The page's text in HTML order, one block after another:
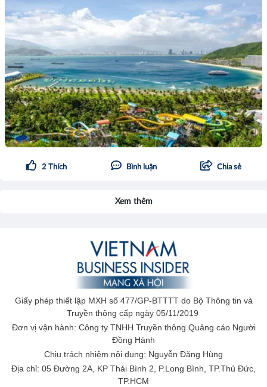
2 Thích Bình luận Chia sẻ
Xem thêm
Giấy phép thiết lập MXH số 477/GP-BTTTT do Bộ Thông tin và
Truyền thông cấp ngày 05/11/2019
Đơn vị vận hành: Công ty TNHH Truyền thông Quảng cáo Người
Đồng Hành
Chịu trách nhiệm nội dung: Nguyễn Đăng Hùng
Địa chỉ: 05 Đường 2A, KP Thái Bình 2, P.Long Bình, TP.Thủ Đức,
TP.HCM